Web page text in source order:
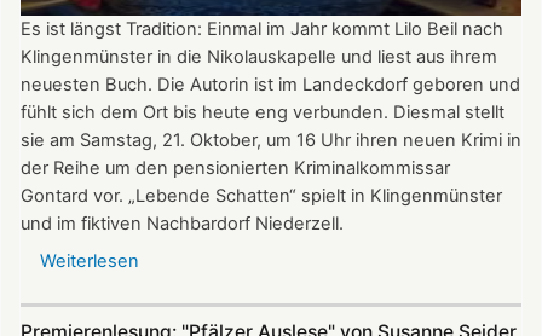
Es ist längst Tradition: Einmal im Jahr kommt Lilo Beil nach
Klingenmünster in die Nikolauskapelle und liest aus ihrem
neuesten Buch. Die Autorin ist im Landeckdorf geboren und
fühlt sich dem Ort bis heute eng verbunden. Diesmal stellt
sie am Samstag, 21. Oktober, um 16 Uhr ihren neuen Krimi in
der Reihe um den pensionierten Kriminalkommissar
Gontard vor. „Lebende Schatten“ spielt in Klingenmünster
und im fiktiven Nachbardorf Niederzell.
Weiterlesen